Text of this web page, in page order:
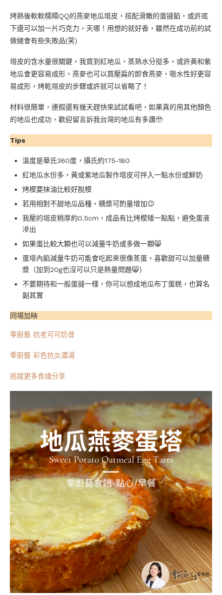
烤熟後軟軟糯糯QQ的燕麥地瓜塔皮，搭配滑嫩的蛋撻餡，或許底
下還可以加一片巧克力，天哪！用想的就好香，雖然在成功前的試
做總會有些失敗品(笑)
塔皮的含水量很關鍵，我買到紅地瓜，蒸熟水分挺多，或許黃和紫
地瓜會更容易成形，燕麥也可以買壓扁的即食燕麥，吸水性好更容
易成形，烤乾塔皮的步驟或許就可以省略了！
材料很簡單，連假還有幾天趕快來試試看吧，如果真的用其他顏色
的地瓜也成功，歡迎留言訴我台灣的地瓜有多讚🥹
Tips
溫度是華氏360度，攝氏約175-180
紅地瓜水份多，黃或紫地瓜製作塔皮可拌入一點水份或鮮奶
烤模要抹油比較好脫模
若用相對不甜地瓜品種，糖漿可酌量增加😉
我壓的塔皮稍厚約0.5cm，成品有比烤模矮一點點，避免蛋液
滲出
如果蛋比較大顆也可以減量牛奶或多做一顆😸
蛋塔內餡減量牛奶可能會吃起來很像蒸蛋，喜歡甜可以加量糖
漿（加到20g也沒可以只是熱量問題😸）
不要期待和一般蛋撻一樣，你可以想成地瓜布丁蛋糕，也算名
副其實
同場加映
零廚藝 抗老可可奶昔
零廚藝 彩色抗炎濃湯
追蹤更多食譜分享